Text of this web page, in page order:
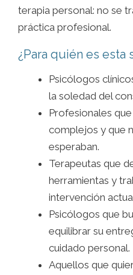
terapia personal: no se
práctica profesional.
¿Para quién es esta
Psicólogos
la soledad del
Profesionales
complejos y que
esperaban.
Terapeutas que
herramientas y
intervención
Psicólogos que
equilibrar su
cuidado personal.
Aquellos que